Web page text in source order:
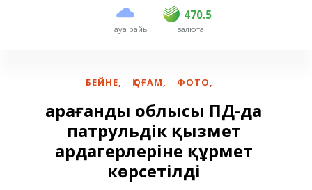
ауа райы
470.5
USD 468.5 470.5
EUR валюта
БЕЙНЕ, ҚОҒАМ, ФОТО,
Қарағанды облысы ПД-да
патрульдік қызмет
ардагерлеріне құрмет
көрсетілді